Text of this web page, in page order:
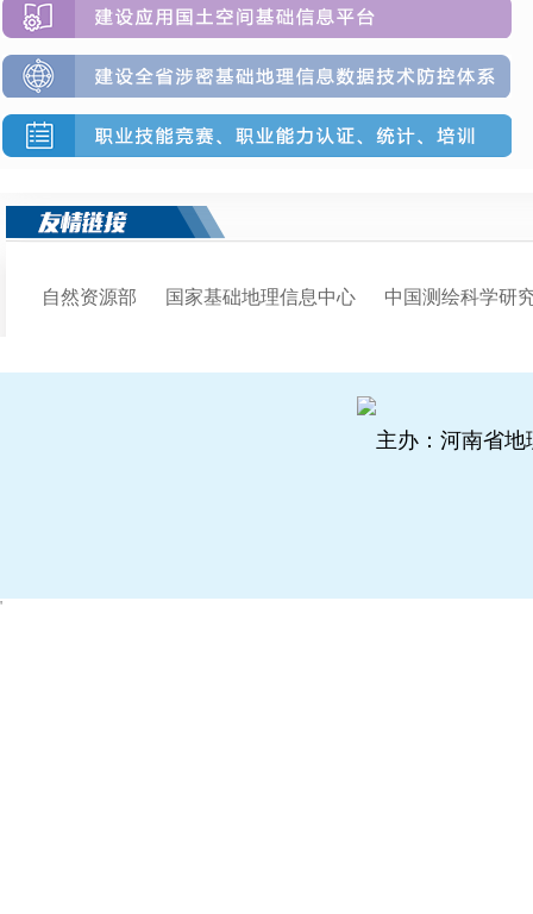
自然资源部 国家基础地理信息中心 中国测绘科学研
主办：河南省
'